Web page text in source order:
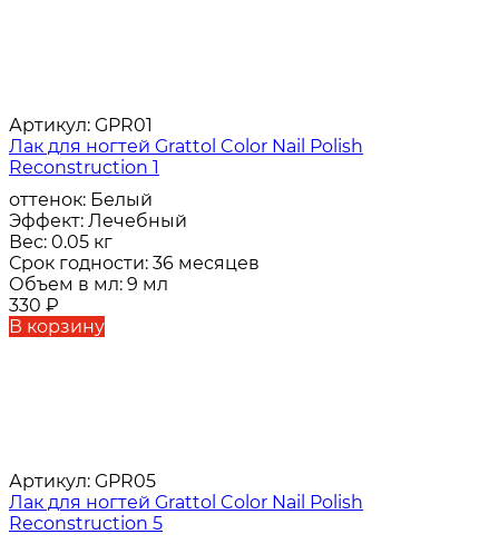
Артикул: GPR01
Лак для ногтей Grattol Color Nail Polish
Reconstruction 1
оттенок: Белый
Эффект: Лечебный
Вес: 0.05 кг
Срок годности: 36 месяцев
Объем в мл: 9 мл
330 ₽
В корзину
Артикул: GPR05
Лак для ногтей Grattol Color Nail Polish
Reconstruction 5